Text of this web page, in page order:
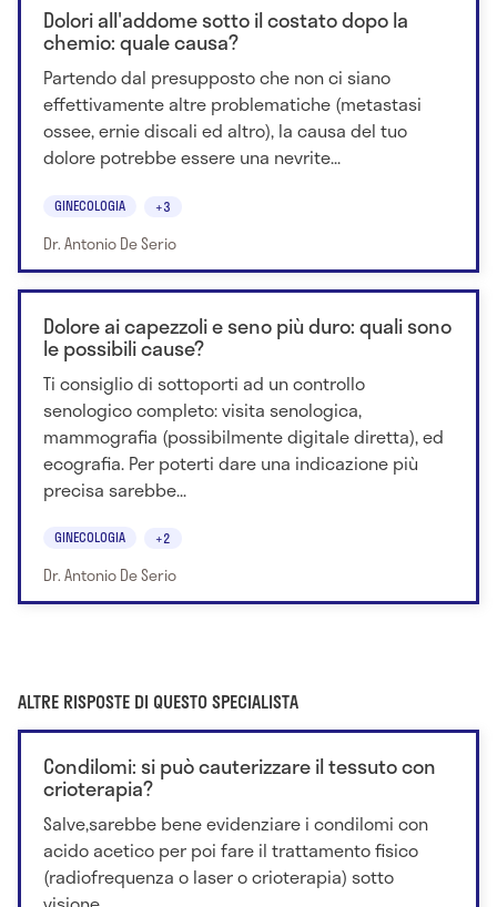
Dolori all'addome sotto il costato dopo la
chemio: quale causa?
Partendo dal presupposto che non ci siano
effettivamente altre problematiche (metastasi
ossee, ernie discali ed altro), la causa del tuo
dolore potrebbe essere una nevrite...
GINECOLOGIA +3
Dr. Antonio De Serio
Dolore ai capezzoli e seno più duro: quali sono
le possibili cause?
Ti consiglio di sottoporti ad un controllo
senologico completo: visita senologica,
mammografia (possibilmente digitale diretta), ed
ecografia. Per poterti dare una indicazione più
precisa sarebbe...
GINECOLOGIA +2
Dr. Antonio De Serio
ALTRE RISPOSTE DI QUESTO SPECIALISTA
Condilomi: si può cauterizzare il tessuto con
crioterapia?
Salve,sarebbe bene evidenziare i condilomi con
acido acetico per poi fare il trattamento fisico
(radiofrequenza o laser o crioterapia) sotto